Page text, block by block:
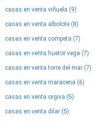
casas en venta viñuela (9)
casas en venta albolote (8)
casas en venta competa (7)
casas en venta huetor vega (7)
casas en venta torre del mar (7)
casas en venta maracena (6)
casas en venta orgiva (5)
casas en venta dilar (5)